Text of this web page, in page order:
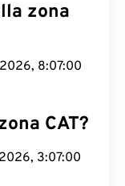
zona
8:07:01
CAT?
3:07:01